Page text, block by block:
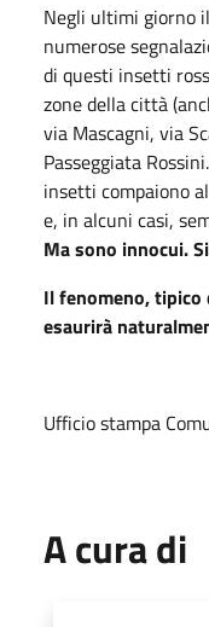
Negli ultimi giorno
numerose
di questi insetti
zone della città
via Mascagni, via
Passeggiata
insetti compaiono
e, in alcuni casi,
Ma sono innocui.
Il fenomeno, tipico
esaurirà
Ufficio stampa
A cura di